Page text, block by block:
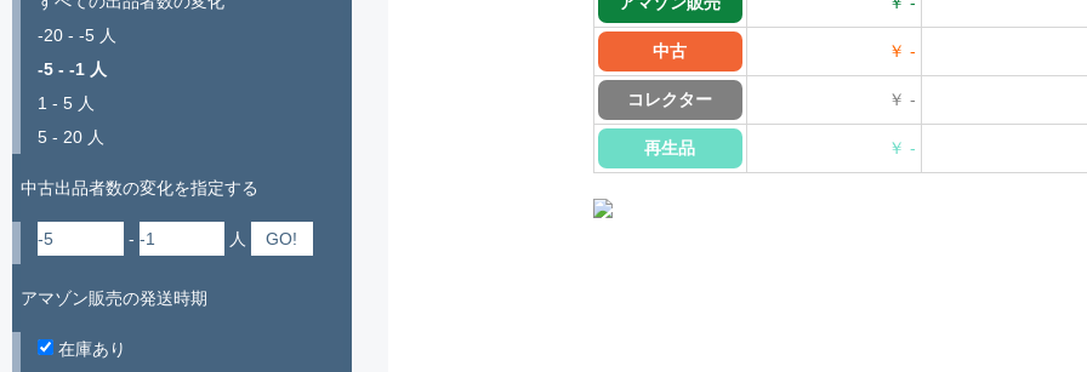
中古 ￥ -
コレクター ￥ -
再生品 ￥ -
-20 - -5 人
-5 - -1 人
1 - 5 人
5 - 20 人
中古出品者数の変化を指定する
- 人
アマゾン販売の発送時期
在庫あり